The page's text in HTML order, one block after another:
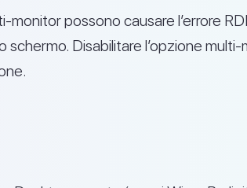
monitor possono causare l’errore
schermo. Disabilitare l’opzione